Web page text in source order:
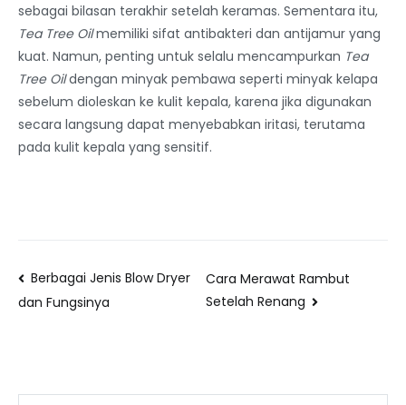
sebagai bilasan terakhir setelah keramas. Sementara itu,
Tea Tree Oilmemiliki sifat antibakteri dan antijamur yang
kuat. Namun, penting untuk selalu mencampurkan Tea
Tree Oildengan minyak pembawa seperti minyak kelapa
sebelum dioleskan ke kulit kepala, karena jika digunakan
secara langsung dapat menyebabkan iritasi, terutama
pada kulit kepala yang sensitif.
Berbagai Jenis Blow Dryer
dan Fungsinya
Cara Merawat Rambut
Setelah Renang